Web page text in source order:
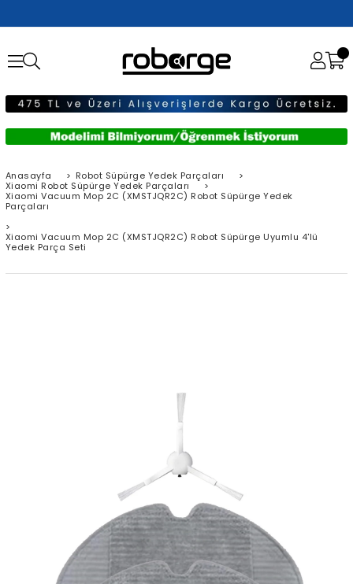
Anasayfa > Robot Süpürge Yedek Parçaları
>
Xiaomi Robot Süpürge Yedek Parçaları
>
Xiaomi Vacuum Mop 2C (XMSTJQR2C) Robot Süpürge Yedek
Parçaları
>
Xiaomi Vacuum Mop 2C (XMSTJQR2C) Robot Süpürge Uyumlu 4'lü
Yedek Parça Seti